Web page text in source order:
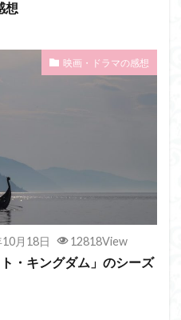
想
映画・ドラマの感想
月18日 12818View
・キングダム」のシーズ